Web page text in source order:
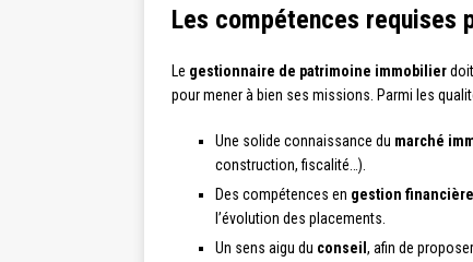
Les compétences requises
Le gestionnaire de patrimoine immobilier
pour mener à bien ses missions. Parmi les
Une solide connaissance du marché
construction, fiscalité…).
Des compétences en gestion financière
l’évolution des placements.
Un sens aigu du conseil , afin de